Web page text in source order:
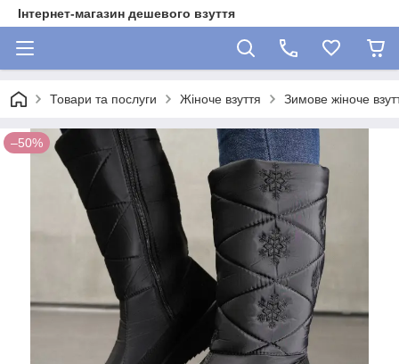
Інтернет-магазин дешевого взуття
Товари та послуги Жіноче взуття Зимове жіноче
–50%